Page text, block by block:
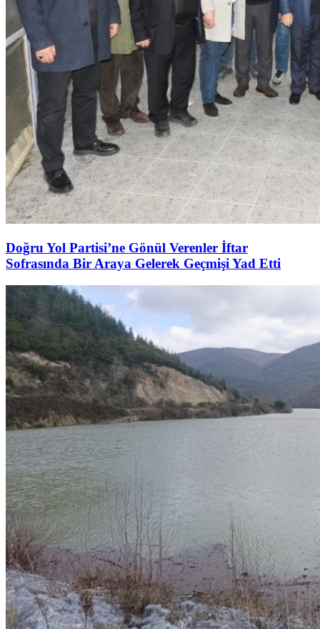
Doğru Yol Partisi’ne Gönül Verenler İftar
Sofrasında Bir Araya Gelerek Geçmişi Yad Etti